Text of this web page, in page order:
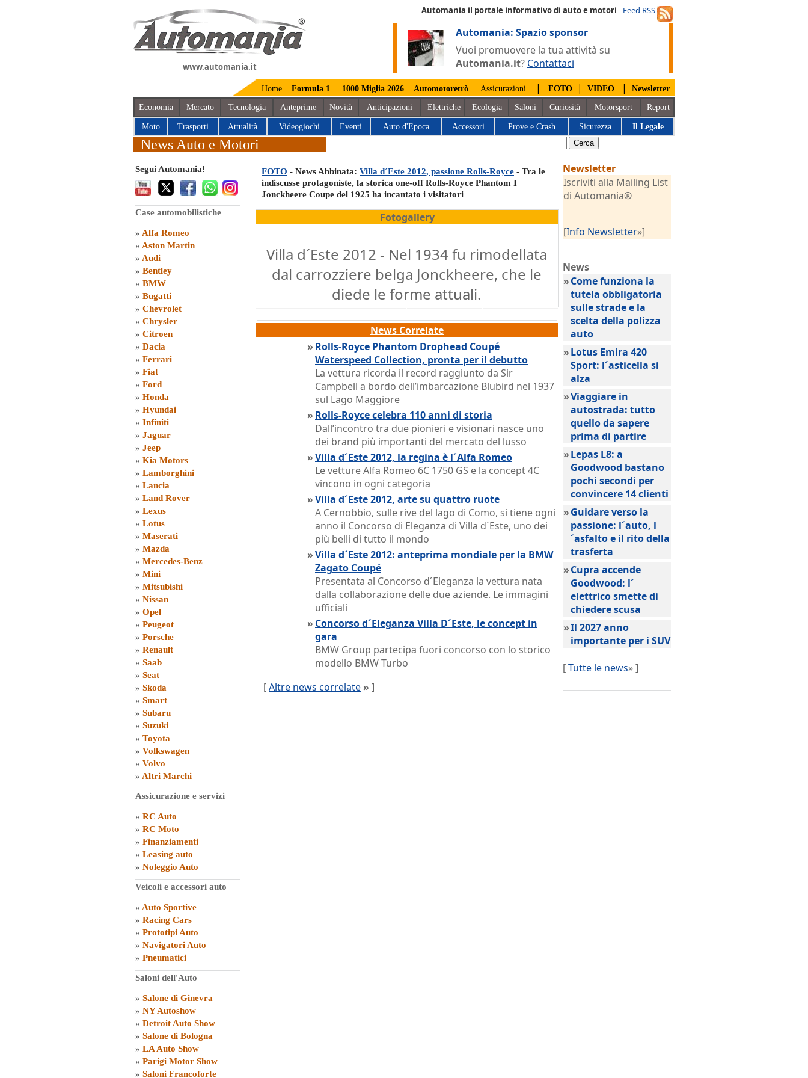
www.automania.it
Automania il portale informativo di auto e motori - Feed RSS
Automania: Spazio sponsor
Vuoi promuovere la tua attività su
Automania.it? Contattaci
Home Formula 1 1000 Miglia 2026 Automotoretrò Assicurazioni | FOTO | VIDEO | Newsletter
Economia Mercato Tecnologia Anteprime Novità Anticipazioni Elettriche Ecologia Saloni Curiosità Motorsport Report
Moto Trasporti Attualità Videogiochi Eventi Auto d'Epoca Accessori Prove e Crash Sicurezza Il Legale
News Auto e Motori
Segui Automania!
Case automobilistiche
» Alfa Romeo
» Aston Martin
» Audi
» Bentley
» BMW
» Bugatti
» Chevrolet
» Chrysler
» Citroen
» Dacia
» Ferrari
» Fiat
» Ford
» Honda
» Hyundai
» Infiniti
» Jaguar
» Jeep
» Kia Motors
» Lamborghini
» Lancia
» Land Rover
» Lexus
» Lotus
» Maserati
» Mazda
» Mercedes-Benz
» Mini
» Mitsubishi
» Nissan
» Opel
» Peugeot
» Porsche
» Renault
» Saab
» Seat
» Skoda
» Smart
» Subaru
» Suzuki
» Toyota
» Volkswagen
» Volvo
» Altri Marchi
Assicurazione e servizi
» RC Auto
» RC Moto
» Finanziamenti
» Leasing auto
» Noleggio Auto
Veicoli e accessori auto
» Auto Sportive
» Racing Cars
» Prototipi Auto
» Navigatori Auto
» Pneumatici
Saloni dell'Auto
» Salone di Ginevra
» NY Autoshow
» Detroit Auto Show
» Salone di Bologna
» LA Auto Show
» Parigi Motor Show
» Saloni Francoforte
FOTO - News Abbinata: Villa d´Este 2012, passione Rolls-Royce - Tra le
indiscusse protagoniste, la storica one-off Rolls-Royce Phantom I
Jonckheere Coupe del 1925 ha incantato i visitatori
Fotogallery
Villa d´Este 2012 - Nel 1934 fu rimodellata
dal carrozziere belga Jonckheere, che le
diede le forme attuali.
News Correlate
» Rolls-Royce Phantom Drophead Coupé
Waterspeed Collection, pronta per il debutto
La vettura ricorda il record raggiunto da Sir
Campbell a bordo dell’imbarcazione Blubird nel 1937
sul Lago Maggiore
» Rolls-Royce celebra 110 anni di storia
Dall’incontro tra due pionieri e visionari nasce uno
dei brand più importanti del mercato del lusso
»Villa d´Este 2012, la regina è l´Alfa Romeo
Le vetture Alfa Romeo 6C 1750 GS e la concept 4C
vincono in ogni categoria
»Villa d´Este 2012, arte su quattro ruote
A Cernobbio, sulle rive del lago di Como, si tiene ogni
anno il Concorso di Eleganza di Villa d´Este, uno dei
più belli di tutto il mondo
»Villa d´Este 2012: anteprima mondiale per la BMW
Zagato Coupé
Presentata al Concorso d´Eleganza la vettura nata
dalla collaborazione delle due aziende. Le immagini
ufficiali
» Concorso d´Eleganza Villa D´Este, le concept in
gara
BMW Group partecipa fuori concorso con lo storico
modello BMW Turbo
[Altre news correlate » ]
Newsletter
Iscriviti alla Mailing List
di Automania®
[Info Newsletter»]
News
»Come funziona la
tutela obbligatoria
sulle strade e la
scelta della polizza
auto
»Lotus Emira 420
Sport: l´asticella si
alza
»Viaggiare in
autostrada: tutto
quello da sapere
prima di partire
»Lepas L8: a
Goodwood bastano
pochi secondi per
convincere 14 clienti
»Guidare verso la
passione: l´auto, l
´asfalto e il rito della
trasferta
»Cupra accende
Goodwood: l´
elettrico smette di
chiedere scusa
»Il 2027 anno
importante per i SUV
[Tutte le news» ]